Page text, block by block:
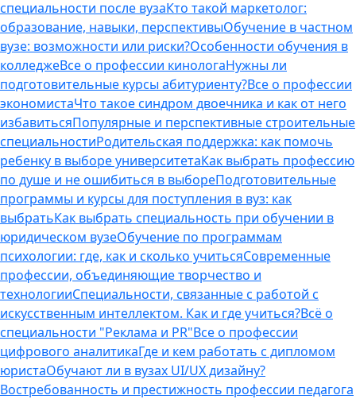
специальности после вузаКто такой маркетолог:
образование, навыки, перспективыОбучение в частном
вузе: возможности или риски?Особенности обучения в
колледжеВсе о профессии кинологаНужны ли
подготовительные курсы абитуриенту?Все о профессии
экономистаЧто такое синдром двоечника и как от него
избавитьсяПопулярные и перспективные строительные
специальностиРодительская поддержка: как помочь
ребенку в выборе университетаКак выбрать профессию
по душе и не ошибиться в выбореПодготовительные
программы и курсы для поступления в вуз: как
выбратьКак выбрать специальность при обучении в
юридическом вузеОбучение по программам
психологии: где, как и сколько учитьсяСовременные
профессии, объединяющие творчество и
технологииСпециальности, связанные с работой с
искусственным интеллектом. Как и где учиться?Всё о
специальности "Реклама и PR"Все о профессии
цифрового аналитикаГде и кем работать с дипломом
юристаОбучают ли в вузах UI/UX дизайну?
Востребованность и престижность профессии педагога